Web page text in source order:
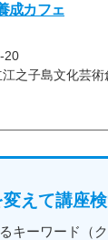
成カフェ
20
江之子島文化芸
えて講座
キーワード（